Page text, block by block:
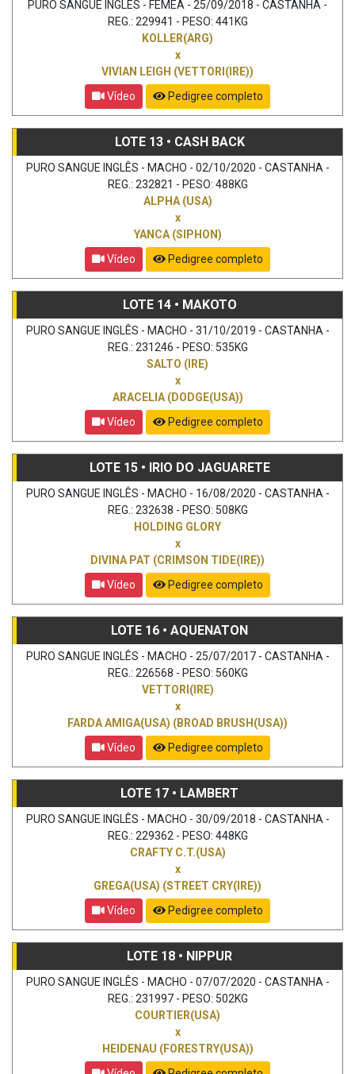
PURO SANGUE INGLÊS - FÊMEA - 25/09/2018 - CASTANHA -
REG.: 229941 - PESO: 441KG
KOLLER(ARG)
x
VIVIAN LEIGH (VETTORI(IRE))
Vídeo
Pedigree completo
LOTE 13 • CASH BACK
PURO SANGUE INGLÊS - MACHO - 02/10/2020 - CASTANHA -
REG.: 232821 - PESO: 488KG
ALPHA (USA)
x
YANCA (SIPHON)
Vídeo
Pedigree completo
LOTE 14 • MAKOTO
PURO SANGUE INGLÊS - MACHO - 31/10/2019 - CASTANHA -
REG.: 231246 - PESO: 535KG
SALTO (IRE)
x
ARACELIA (DODGE(USA))
Vídeo
Pedigree completo
LOTE 15 • IRIO DO JAGUARETE
PURO SANGUE INGLÊS - MACHO - 16/08/2020 - CASTANHA -
REG.: 232638 - PESO: 508KG
HOLDING GLORY
x
DIVINA PAT (CRIMSON TIDE(IRE))
Vídeo
Pedigree completo
LOTE 16 • AQUENATON
PURO SANGUE INGLÊS - MACHO - 25/07/2017 - CASTANHA -
REG.: 226568 - PESO: 560KG
VETTORI(IRE)
x
FARDA AMIGA(USA) (BROAD BRUSH(USA))
Vídeo
Pedigree completo
LOTE 17 • LAMBERT
PURO SANGUE INGLÊS - MACHO - 30/09/2018 - CASTANHA -
REG.: 229362 - PESO: 448KG
CRAFTY C.T.(USA)
x
GREGA(USA) (STREET CRY(IRE))
Vídeo
Pedigree completo
LOTE 18 • NIPPUR
PURO SANGUE INGLÊS - MACHO - 07/07/2020 - CASTANHA -
REG.: 231997 - PESO: 502KG
COURTIER(USA)
x
HEIDENAU (FORESTRY(USA))